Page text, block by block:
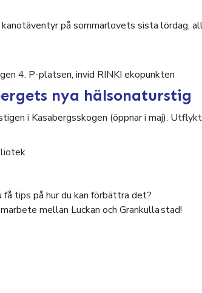
kanotäventyr på sommarlovets sista lördag,
4. P-platsen, invid RINKI ekopunkten
nya hälsonaturstig
i Kasabergsskogen (öppnar i maj).
tips på hur du kan förbättra det?
mellan Luckan och Grankulla stad!